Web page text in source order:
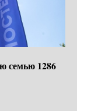
семью 1286